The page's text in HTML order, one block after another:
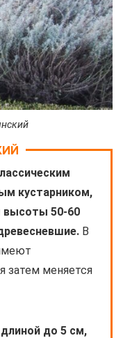
кустарником,
высоты 50-60
В
затем меняется
до 5 см,